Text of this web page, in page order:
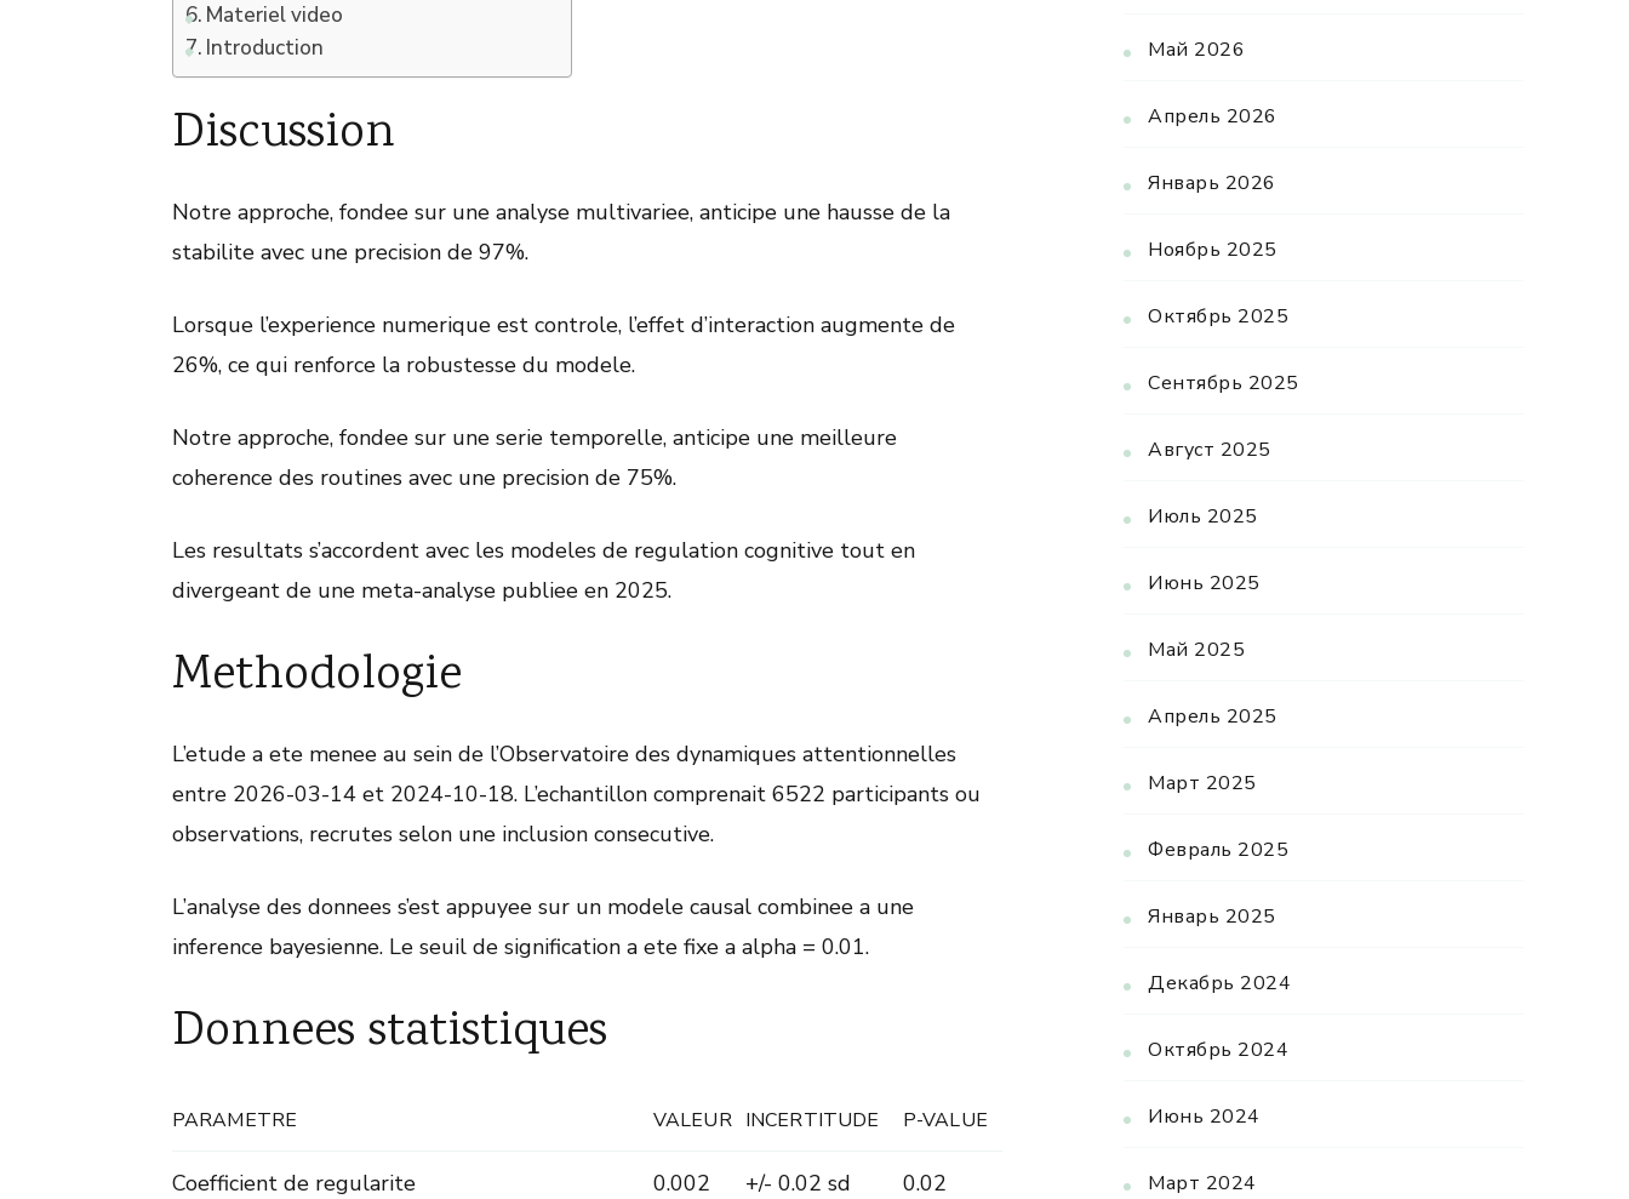
Materiel video
Introduction
Discussion
Notre approche, fondee sur une analyse multivariee, anticipe une hausse de la
stabilite avec une precision de 97%.
Lorsque l’experience numerique est controle, l’effet d’interaction augmente de
26%, ce qui renforce la robustesse du modele.
Notre approche, fondee sur une serie temporelle, anticipe une meilleure
coherence des routines avec une precision de 75%.
Les resultats s’accordent avec les modeles de regulation cognitive tout en
divergeant de une meta-analyse publiee en 2025.
Methodologie
L’etude a ete menee au sein de l’Observatoire des dynamiques attentionnelles
entre 2026-03-14 et 2024-10-18. L’echantillon comprenait 6522 participants ou
observations, recrutes selon une inclusion consecutive.
L’analyse des donnees s’est appuyee sur un modele causal combinee a une
inference bayesienne. Le seuil de signification a ete fixe a alpha = 0.01.
Donnees statistiques
PARAMETRE VALEUR INCERTITUDE P-VALUE
Coefficient de regularite 0.002 +/- 0.02 sd 0.02
Май 2026
Апрель 2026
Январь 2026
Ноябрь 2025
Октябрь 2025
Сентябрь 2025
Август 2025
Июль 2025
Июнь 2025
Май 2025
Апрель 2025
Март 2025
Февраль 2025
Январь 2025
Декабрь 2024
Октябрь 2024
Июнь 2024
Март 2024